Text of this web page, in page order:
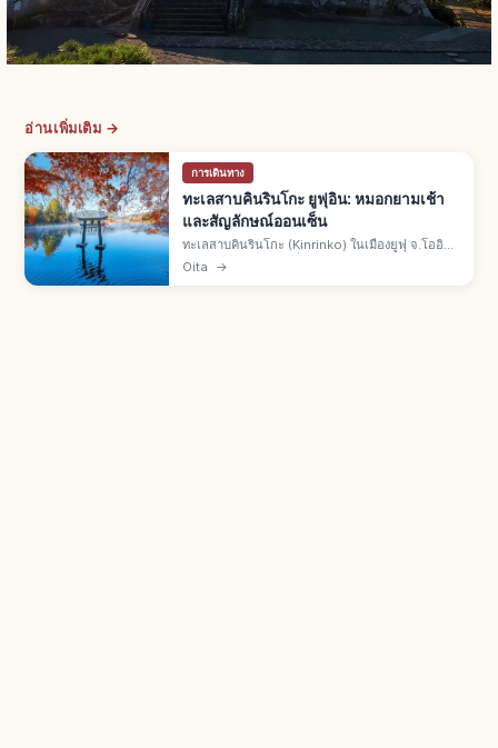
อ่านเพิ่มเติม →
การเดินทาง
ทะเลสาบคินรินโกะ ยูฟุอิน: หมอกยามเช้า
และสัญลักษณ์ออนเซ็น
ทะเลสาบคินรินโกะ (Kinrinko) ในเมืองยูฟุ จ.โออิตะ
สัญลักษณ์ยูฟุอิน เดิมชื่อทาเคะโมโตะโนะอิเคะ โมริ
Oita →